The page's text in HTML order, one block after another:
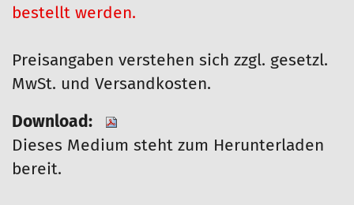
bestellt werden.
Preisangaben verstehen sich zzgl. gesetzl.
MwSt. und Versandkosten.
Download:
Dieses Medium steht zum Herunterladen
bereit.